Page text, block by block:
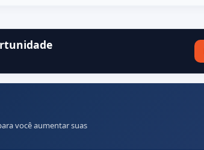
você aumentar suas